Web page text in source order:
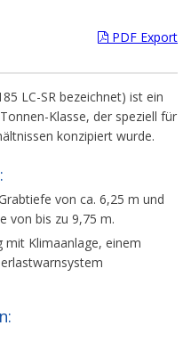
PDF Export
LC-SR bezeichnet) ist ein
Klasse, der speziell für
konzipiert wurde.
von ca. 6,25 m und
von bis zu 9,75 m.
mit Klimaanlage, einem